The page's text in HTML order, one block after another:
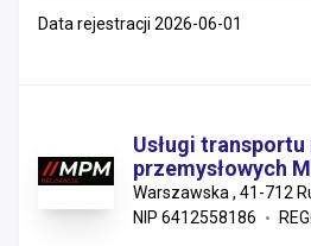
Data rejestracji 2026-06-01
Usługi transportu
przemysłowych
Warszawska , 41-712
NIP 6412558186